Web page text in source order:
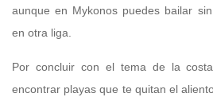
aunque en Mykonos puedes bailar
en otra liga.
Por concluir con el tema de la
encontrar playas que te quitan el